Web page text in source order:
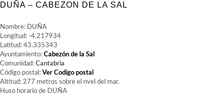
DUÑA – CABEZON DE LA SAL
Nombre: DUÑA
Longitud: -4.217934
Latitud: 43.335343
Ayuntamiento: Cabezón de la Sal
Comunidad: Cantabria
Código postal: Ver Codigo postal
Altitud: 277 metros sobre el nvel del mar.
Huso horario de DUÑA